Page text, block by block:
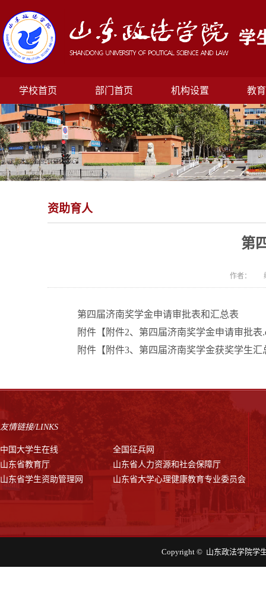
学校首页 部门首页 机构设置 教
资助育人
第
作者：
第四届济南奖学金申请审批表和汇总表
附件【 附件2、第四届济南奖学金申请审批表
附件【 附件3、第四届济南奖学金获奖学生汇
友情链接/LINKS
中国大学生在线
全国征兵网
山东省教育厅
山东省人力资源和社会保障厅
山东省学生资助管理网
山东省大学心理健康教育专业委员会
Copyright © 山东政法学院学